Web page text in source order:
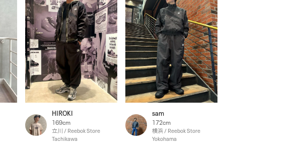
HIROKI
169cm
立川 / Reebok Store
Tachikawa
sam
172cm
横浜 / Reebok Store
Yokohama